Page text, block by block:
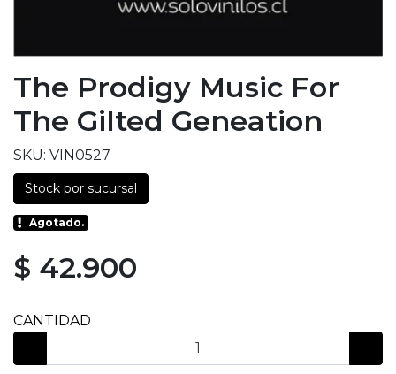
The Prodigy Music For
The Gilted Geneation
SKU: VIN0527
Stock por sucursal
Agotado.
$ 42.900
CANTIDAD